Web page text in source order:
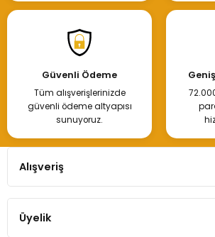
PİSTON SEKMAN K9K 1,00 TK
1.750,00 TL
Hemen İncele
PİSTON SEKMAN K9K 1,00 TK -40 DÜŞÜK
Güvenli Ödeme
Tüm alışverişlerinizde
güvenli ödeme altyapısı
sunuyoruz.
Alışveriş
Üyelik